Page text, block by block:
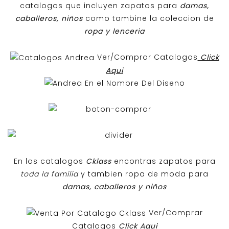
catalogos que incluyen zapatos para damas,
caballeros, niños como tambine la coleccion de
ropa y lenceria
Ver/Comprar Catalogos Click
Aqui
En los catalogos Cklass encontras zapatos para
toda la familiay tambien ropa de moda para
damas, caballeros y niños
Ver/Comprar
Catalogos Click Aqui